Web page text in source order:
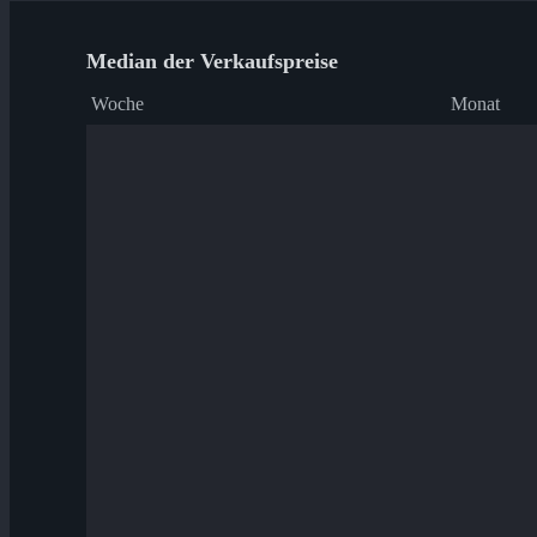
Median der Verkaufspreise
Woche Monat